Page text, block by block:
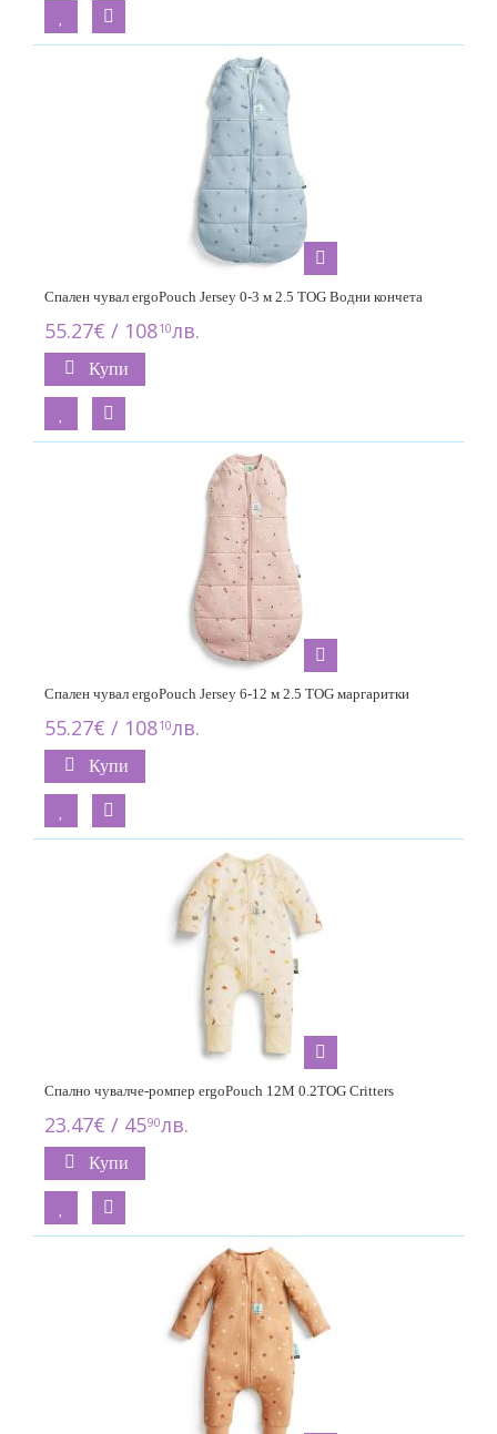
Спален чувал ergoPouch Jersey 0-3 м 2.5 TOG Водни кончета
55.27€ / 10810лв.
Купи
Спален чувал ergoPouch Jersey 6-12 м 2.5 TOG маргаритки
55.27€ / 10810лв.
Купи
Спално чувалче-ромпер ergoPouch 12M 0.2TOG Critters
23.47€ / 4590лв.
Купи